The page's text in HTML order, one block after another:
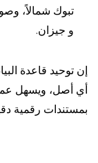
تبوك شمالاً،
و جيزان.
إن توحيد قاعدة
أي أصل، ويسهل
بمستندات رقمية